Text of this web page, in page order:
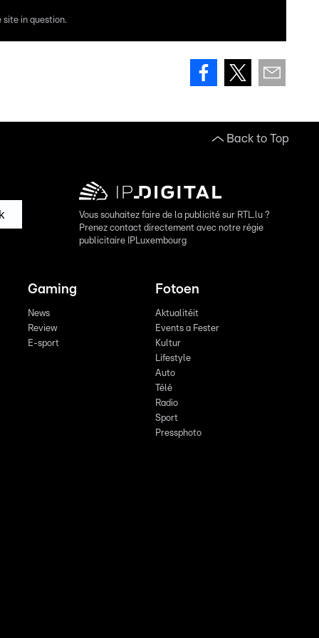
site in question.
Back to Top
Vous souhaitez faire de la publicité sur RTL.lu ?
Prenez contact directement avec notre régie
publicitaire IPLuxembourg
Gaming
News
Review
E-sport
Fotoen
Aktualitéit
Events a Fester
Kultur
Lifestyle
Auto
Télé
Radio
Sport
Pressphoto